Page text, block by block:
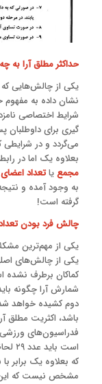
حداکثر مطلق آرا به
یکی از چالش‌هایی که
نشان داده به مفهوم
شرایط اختصاصی
گیری برای
می‌گردد و در
بعلاوه یک اما در
مجمعیاتعداد
به وجود آمده و
گرفته است!
چالش فرد بودن
یکی از مهم‌ترین
یکی از چالش‌های
کماکان برطرف نشده
شمارش آرا چگونه
باشد، ‌اکثریت مطلق
فدراسیون‌های
مشخص نیست که این عدد باید